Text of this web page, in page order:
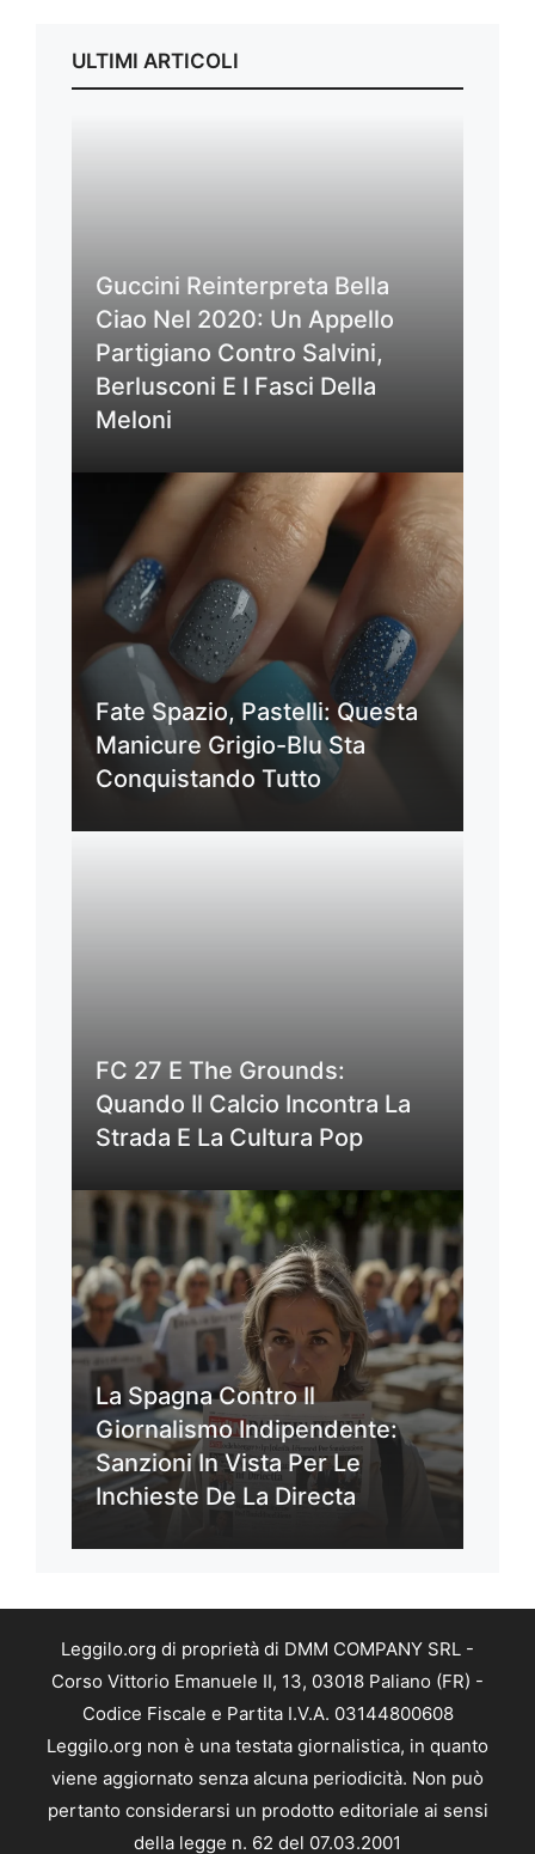
ULTIMI ARTICOLI
Guccini Reinterpreta Bella
Ciao Nel 2020: Un Appello
Partigiano Contro Salvini,
Berlusconi E I Fasci Della
Meloni
Fate Spazio, Pastelli: Questa
Manicure Grigio-Blu Sta
Conquistando Tutto
FC 27 E The Grounds:
Quando Il Calcio Incontra La
Strada E La Cultura Pop
La Spagna Contro Il
Giornalismo Indipendente:
Sanzioni In Vista Per Le
Inchieste De La Directa
Leggilo.org di proprietà di DMM COMPANY SRL -
Corso Vittorio Emanuele II, 13, 03018 Paliano (FR) -
Codice Fiscale e Partita I.V.A. 03144800608
Leggilo.org non è una testata giornalistica, in quanto
viene aggiornato senza alcuna periodicità. Non può
pertanto considerarsi un prodotto editoriale ai sensi
della legge n. 62 del 07.03.2001